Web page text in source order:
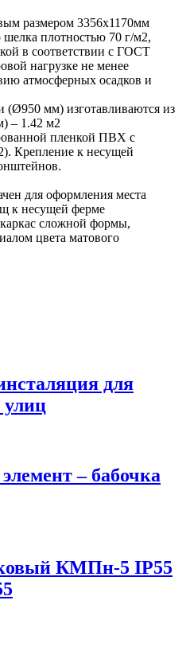
размером 3356х1170мм
плотностью 70 г/м2,
в соответствии с ГОСТ
нагрузке не менее
атмосферных осадков и
(Ø950 мм) изготавливаются из
– 1.42 м2
пленкой ПВХ с
Крепление к несущей
для оформления места
к несущей ферме
сложной формы,
цвета матового
для
улиц
– бабочка
КМПн-5 IP55